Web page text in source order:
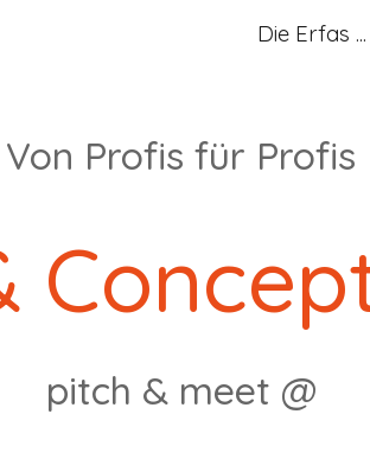
Skip
Die Erfas ...
Von Profis für Profis
pitch & meet @